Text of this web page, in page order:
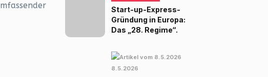
Start-up-Express-
Gründung in Europa:
Das „28. Regime“.
8.5.2026